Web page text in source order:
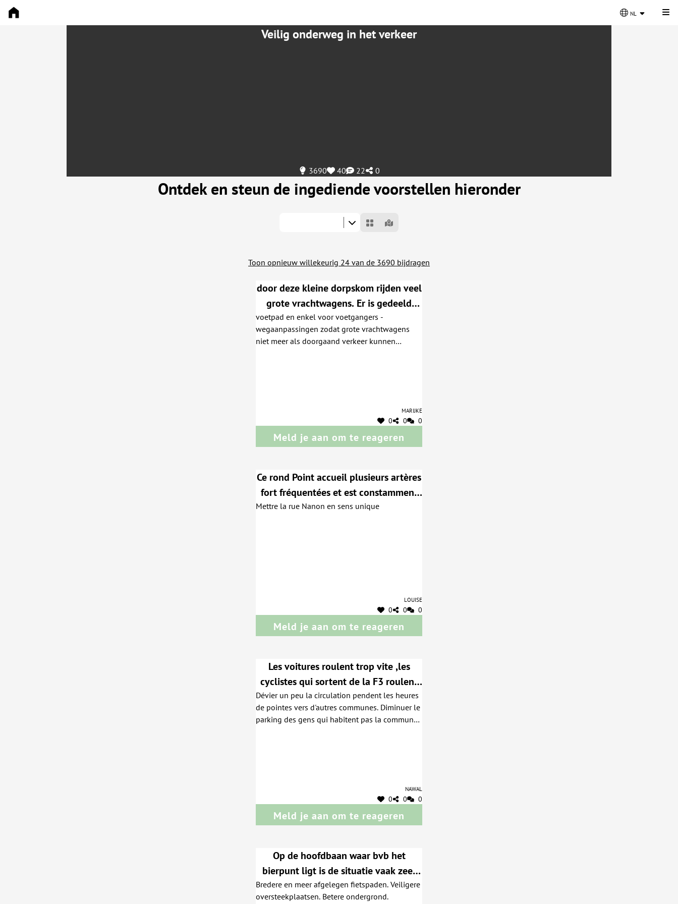
nl
Veilig onderweg in het verkeer
3690 40 22 0
Ontdek en steun de ingediende voorstellen hieronder
Toon opnieuw willekeurig 24 van de 3690 bijdragen
door deze kleine dorpskom rijden veel
grote vrachtwagens. Er is gedeeld
fiets- en voetpad dat te smal is voor
beide weggebruikers.
voetpad en enkel voor voetgangers -
wegaanpassingen zodat grote vrachtwagens
niet meer als doorgaand verkeer kunnen
Marijke
0 0 0
Meld je aan om te reageren
Ce rond Point accueil plusieurs artères
fort fréquentées et est constamment
embouteillé
Mettre la rue Nanon en sens unique
Louise
0 0 0
Meld je aan om te reageren
Les voitures roulent trop vite ,les
cyclistes qui sortent de la F3 roulent
trop vite sur le trottoir on oubliant les
piétons.et on arrives pas a traverser
sur le passage piéton, parce que les
Dévier un peu la circulation pendent les heures
de pointes vers d'autres communes. Diminuer le
parking des gens qui habitent pas la commune.
Nawal
0 0 0
Meld je aan om te reageren
Op de hoofdbaan waar bvb het
bierpunt ligt is de situatie vaak zeer
gevaarlijk. Ik en mijn man gaan hier
met de fiets naar hey werk. De
Bredere en meer afgelegen fietspaden. Veiligere
oversteekplaatsen. Betere ondergrond.